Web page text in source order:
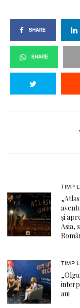
SHARE
SHARE
TIMP
și
Asia,
TIMP
ani